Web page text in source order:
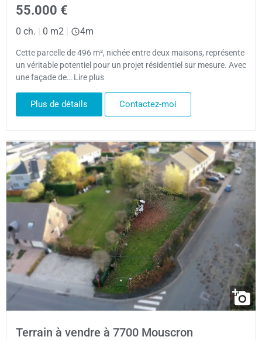
55.000 €
0 ch. | 0 m2 | 4m
Cette parcelle de 496 m², nichée entre deux maisons, représente
un véritable potentiel pour un projet résidentiel sur mesure. Avec
une façade de… Lire plus
Plus de détails Contactez-moi
Terrain à vendre à 7700 Mouscron